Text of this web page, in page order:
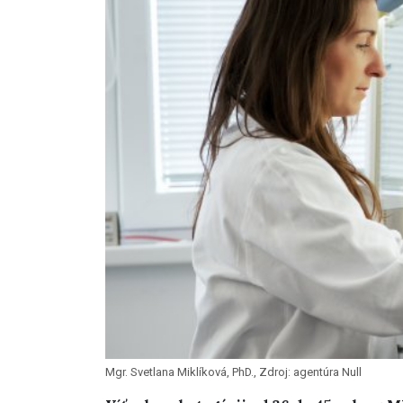
Mgr. Svetlana Miklíková, PhD., Zdroj: agentúra Null